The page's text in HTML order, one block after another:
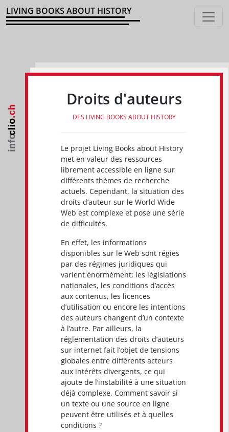
LIVING BOOKS ABOUT HISTORY
Droits d'auteurs
DES LIVING BOOKS ABOUT HISTORY
Le projet Living Books about History
met en valeur des ressources
librement accessible en ligne sur
différents thèmes de recherche
actuels. Cependant, la situation des
droits d’auteur sur le World Wide
Web est complexe et pose une série
de difficultés.
En effet, les informations
disponibles sur le Web sont régies
par des régimes juridiques qui
varient énormément; les législations
nationales, les conditions d’accès
aux contenus, les licences
d’utilisation ou encore les intentions
des auteurs changent d’un contexte
à l’autre. Par ailleurs, la
réglementation des droits d’auteurs
sur internet fait l’objet de tensions
globales entre différents acteurs
aux intérêts divergents, ce qui
ajoute de l’instabilité à une situation
déjà complexe. Comment savoir si
un texte ou une source en ligne
peuvent être utilisés et à quelles
conditions ?